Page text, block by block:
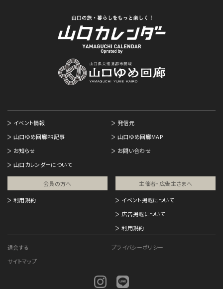
イベント情報
発信元
山口ゆめ回廊PR記事
山口ゆめ回廊MAP
お知らせ
お問い合わせ
山口カレンダーについて
会員の方へ
利用規約
主催者・広告主さまへ​
イベント掲載について
広告掲載について
利用規約
退会する
プライバシーポリシー
サイトマップ